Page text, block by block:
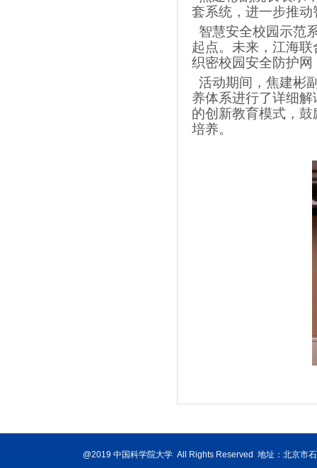
套系统，进一步推
智慧安全校园示范
起点。未来，江海
织密校园安全防护
活动期间，焦建彬
养体系进行了详细
的创新教育模式，
培养。
@2019 中国科学院大学 All Rights Reserved 地址：北京市